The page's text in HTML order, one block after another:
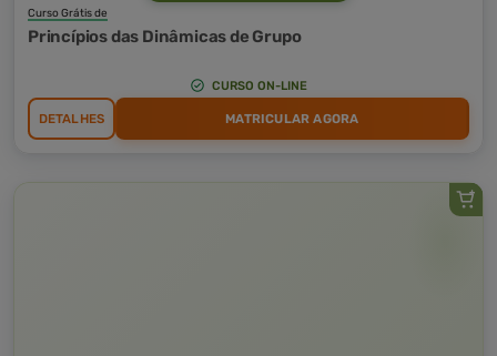
Curso Grátis de
Princípios das Dinâmicas de Grupo
CURSO ON-LINE
DETALHES MATRICULAR AGORA